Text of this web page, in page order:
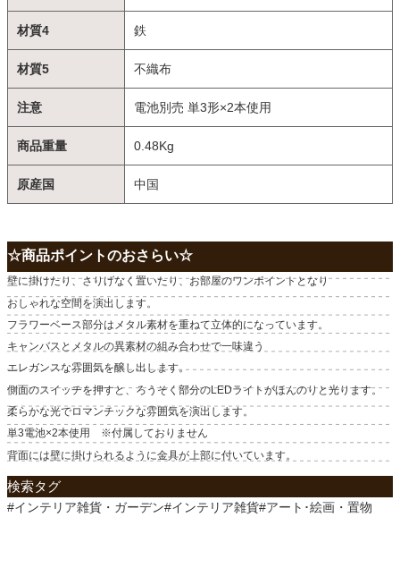
材質4 鉄
材質5 不織布
注意 電池別売 単3形×2本使用
商品重量 0.48Kg
原産国 中国
☆商品ポイントのおさらい☆
壁に掛けたり、さりげなく置いたり、お部屋のワンポイントとなり
おしゃれな空間を演出します。
フラワーベース部分はメタル素材を重ねて立体的になっています。
キャンバスとメタルの異素材の組み合わせで一味違う
エレガンスな雰囲気を醸し出します。
側面のスイッチを押すと、ろうそく部分のLEDライトがほんのりと光ります。
柔らかな光でロマンチックな雰囲気を演出します。
単3電池×2本使用 ※付属しておりません
背面には壁に掛けられるように金具が上部に付いています。
検索タグ
#インテリア雑貨・ガーデン#インテリア雑貨#アート･絵画・置物